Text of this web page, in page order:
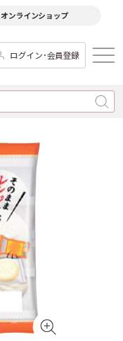
オンラインショップ
ログイン･会員登録